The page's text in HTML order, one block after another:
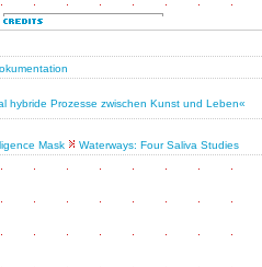
hybride Prozesse zwischen Kunst und Leben«
Mask Waterways: Four Saliva Studies